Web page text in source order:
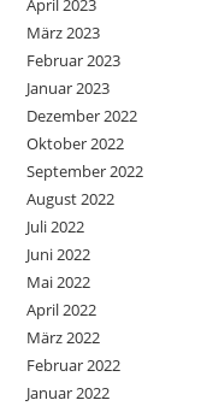
April 2023
März 2023
Februar 2023
Januar 2023
Dezember 2022
Oktober 2022
September 2022
August 2022
Juli 2022
Juni 2022
Mai 2022
April 2022
März 2022
Februar 2022
Januar 2022